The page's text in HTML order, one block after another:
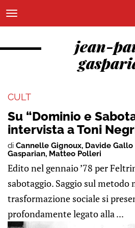
jean-
CULT
Su “Dominio e
intervista a Toni
di Cannelle Gignoux, Davide Gallo
Gasparian, Matteo Polleri
Edito nel gennaio ’78 per
sabotaggio. Saggio sul metodo
trasformazione sociale si
profondamente legato alla ...